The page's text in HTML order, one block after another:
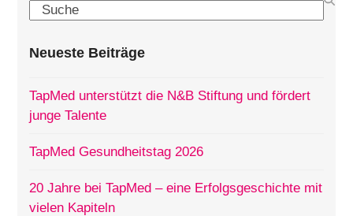
Search
Neueste Beiträge
TapMed unterstützt die N&B Stiftung und fördert
junge Talente
TapMed Gesundheitstag 2026
20 Jahre bei TapMed – eine Erfolgsgeschichte mit
vielen Kapiteln